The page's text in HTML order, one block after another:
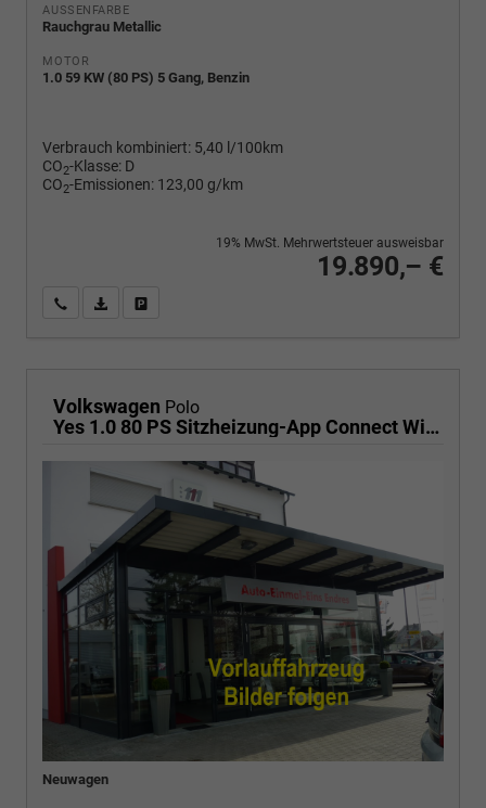
AUSSENFARBE
Rauchgrau Metallic
MOTOR
1.0 59 KW (80 PS) 5 Gang, Benzin
Verbrauch kombiniert: 5,40 l/100km
CO2-Klasse: D
CO2-Emissionen: 123,00 g/km
19.890,– €
19% MwSt. Mehrwertsteuer ausweisbar
Wir rufen Sie anPDF-Fahrzeugexposé drucken
Volkswagen Polo
Yes 1.0 80 PS Sitzheizung-App Connect Wireless-Einparkhilfe-Klima-Sofort
Neuwagen